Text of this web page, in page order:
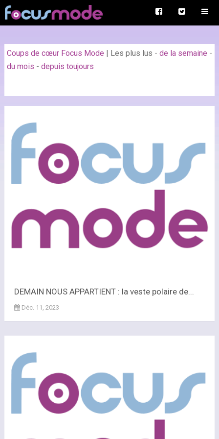
Coups de cœur Focus Mode | Les plus lus - de la semaine -
du mois - depuis toujours
DEMAIN NOUS APPARTIENT : la veste polaire de...
Déc. 11, 2023